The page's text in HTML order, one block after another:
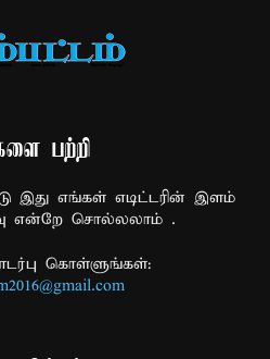
பற்றி
இது எங்கள் எடிட்டரின் இளம்
என்றே சொல்லலாம் .
கொள்ளுங்கள்: